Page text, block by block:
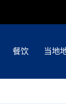
餐饮 当地